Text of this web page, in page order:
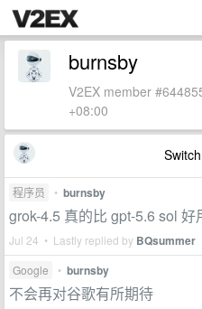
burnsby
V2EX member
+08:00
程序员 • burnsby
grok-4.5 真的比 gpt-5.6 sol 好
Jul 24 • Lastly replied by BQsummer
Google • burnsby
不会再对谷歌有所期待